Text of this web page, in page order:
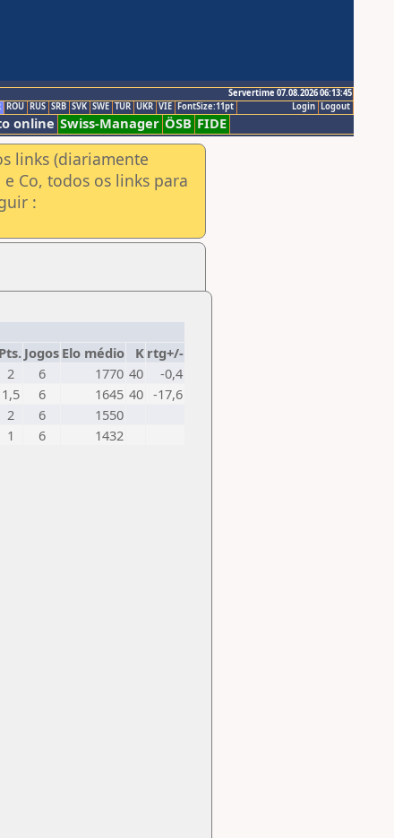
Servertime 07.08.2026 06:13:45
Logout
Login
ROU RUS SRB SVK SWE TUR UKR VIE FontSize:11pt
online Swiss-Manager ÖSB FIDE
links (diariamente
Co, todos os links para
:
Pts. Jogos Elo médio K rtg+/-
2 6 1770 40
-0,4
1,5 6 1645 40 -17,6
2 6
1550
1 6 1432